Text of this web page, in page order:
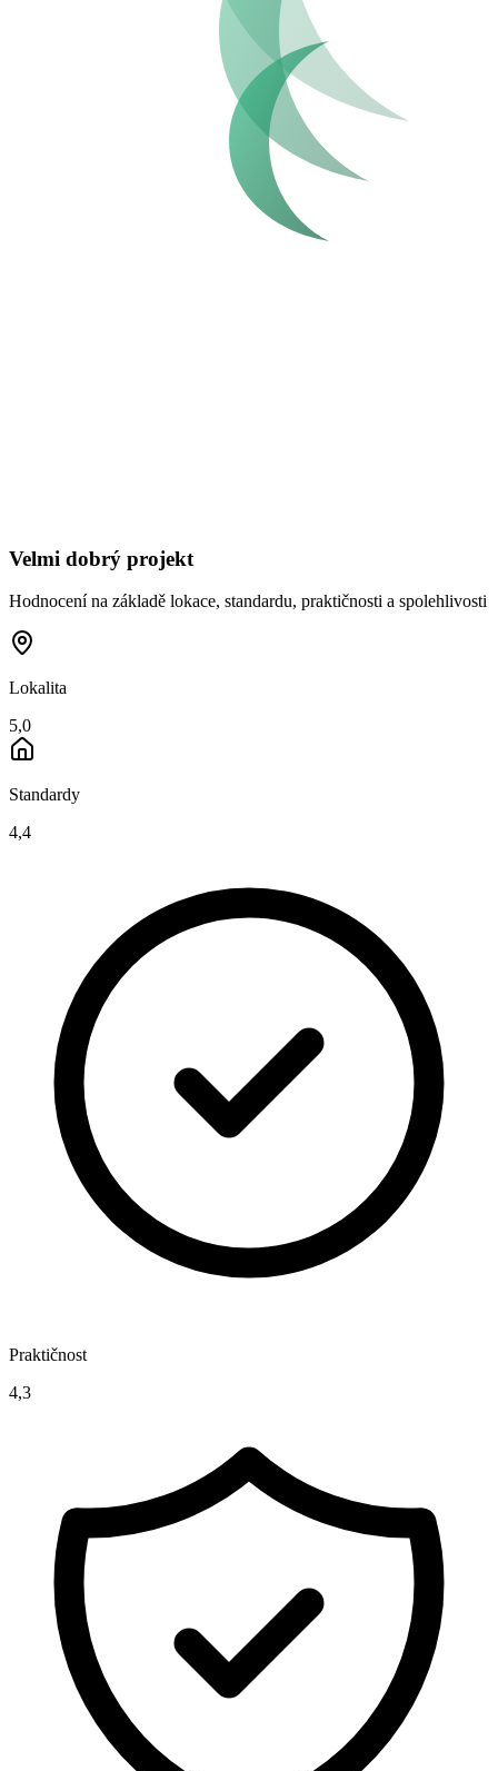
Velmi dobrý projekt
Hodnocení na základě lokace, standardu, praktičnosti a spolehlivosti
Lokalita
5,0
Standardy
4,4
Praktičnost
4,3